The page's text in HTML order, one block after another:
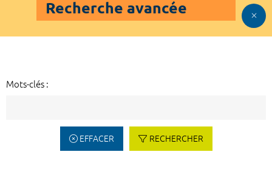
Recherche avancée
Mots-clés :
EFFACER RECHERCHER